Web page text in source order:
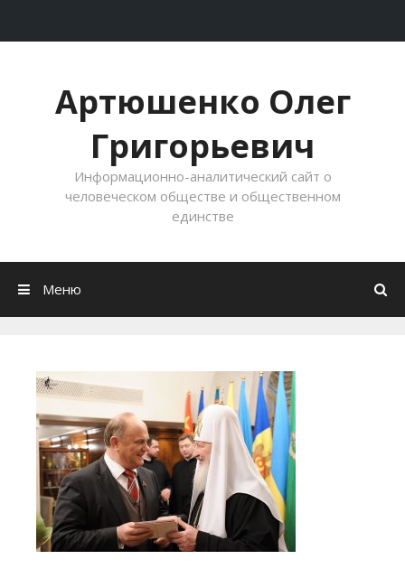
Артюшенко Олег
Григорьевич
Информационно-аналитический сайт о
человеческом обществе и общественном
единстве
Меню